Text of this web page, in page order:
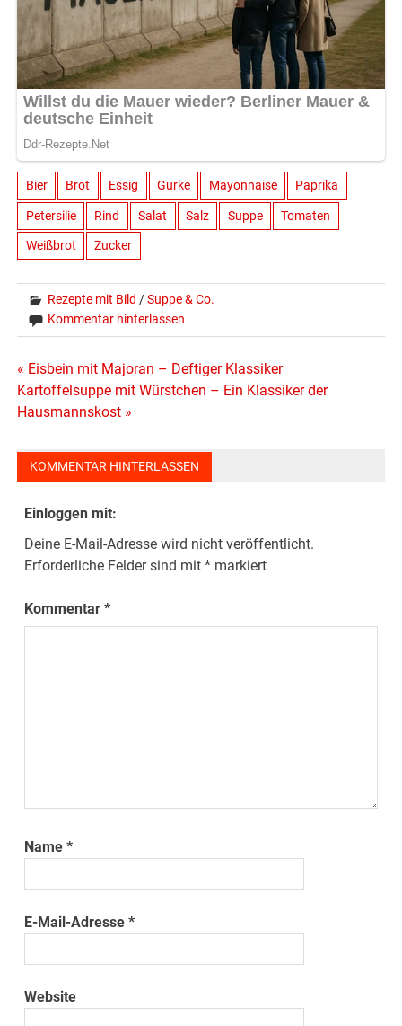
Bier Brot Essig Gurke Mayonnaise Paprika
Petersilie Rind Salat Salz Suppe Tomaten
Weißbrot Zucker
Rezepte mit Bild /Suppe & Co.
Kommentar hinterlassen
Beitragsnavigation
« Eisbein mit Majoran – Deftiger Klassiker
Kartoffelsuppe mit Würstchen – Ein Klassiker der
Hausmannskost »
KOMMENTAR HINTERLASSEN
Einloggen mit:
Deine E-Mail-Adresse wird nicht veröffentlicht.
Erforderliche Felder sind mit* markiert
Kommentar*
Name*
E-Mail-Adresse*
Website